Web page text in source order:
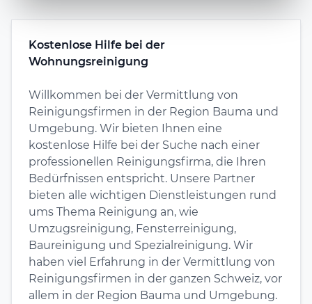
Kostenlose Hilfe bei der
Wohnungsreinigung
Willkommen bei der Vermittlung von
Reinigungsfirmen in der Region Bauma und
Umgebung. Wir bieten Ihnen eine
kostenlose Hilfe bei der Suche nach einer
professionellen Reinigungsfirma, die Ihren
Bedürfnissen entspricht. Unsere Partner
bieten alle wichtigen Dienstleistungen rund
ums Thema Reinigung an, wie
Umzugsreinigung, Fensterreinigung,
Baureinigung und Spezialreinigung. Wir
haben viel Erfahrung in der Vermittlung von
Reinigungsfirmen in der ganzen Schweiz, vor
allem in der Region Bauma und Umgebung.